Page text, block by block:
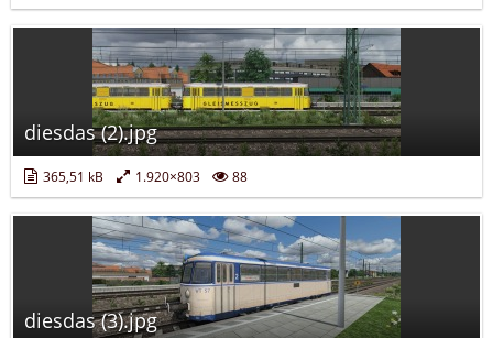
diesdas (2).jpg
365,51 kB 1.920×803 88
diesdas (3).jpg